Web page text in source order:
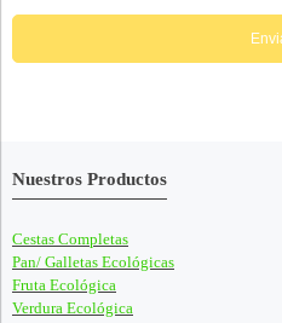
Nuestros Productos
Cestas Completas
Pan/ Galletas Ecológicas
Fruta Ecológica
Verdura Ecológica